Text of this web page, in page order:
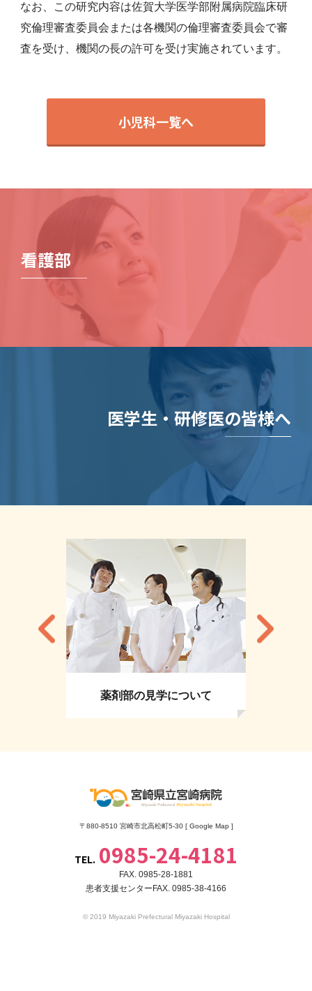
なお、この研究内容は佐賀大学医学部附属病院臨床研
究倫理審査委員会または各機関の倫理審査委員会で審
査を受け、機関の長の許可を受け実施されています。
小児科一覧へ
看護部
医学生・研修医の皆様へ
薬剤部の見学について
〒880-8510 宮崎市北高松町5-30 [ Google Map]
TEL. 0985-24-4181
FAX. 0985-28-1881
患者支援センターFAX. 0985-38-4166
© 2019 Miyazaki Prefectural Miyazaki Hospital